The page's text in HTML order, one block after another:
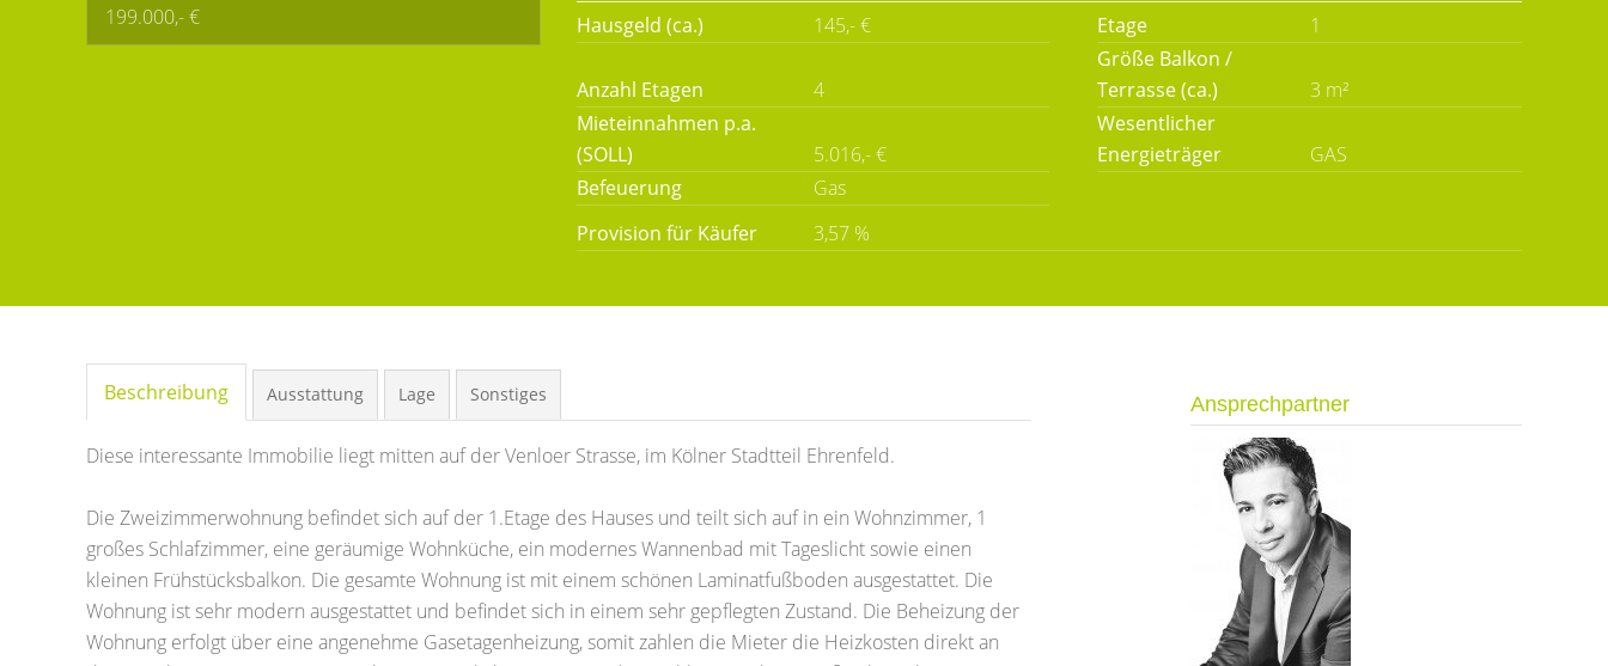
199.000,- €
Hausgeld (ca.)
145,- € Etage 1
Anzahl Etagen 4
Größe Balkon /
Terrasse (ca.)
3 m²
Mieteinnahmen p.a.
(SOLL)
5.016,- €
Wesentlicher
Energieträger
GAS
Befeuerung
Gas
Provision für Käufer
3,57 %
Beschreibung Ausstattung Lage Sonstiges
Diese interessante Immobilie liegt mitten auf der Venloer Strasse, im Kölner Stadtteil Ehrenfeld.
Die Zweizimmerwohnung befindet sich auf der 1.Etage des Hauses und teilt sich auf in ein Wohnzimmer, 1
großes Schlafzimmer, eine geräumige Wohnküche, ein modernes Wannenbad mit Tageslicht sowie einen
kleinen Frühstücksbalkon. Die gesamte Wohnung ist mit einem schönen Laminatfußboden ausgestattet. Die
Wohnung ist sehr modern ausgestattet und befindet sich in einem sehr gepflegten Zustand. Die Beheizung der
Wohnung erfolgt über eine angenehme Gasetagenheizung, somit zahlen die Mieter die Heizkosten direkt an
Ansprechpartner